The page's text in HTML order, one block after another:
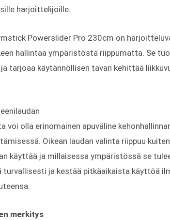
harjoittelijoille.
Powerslider Pro 230cm on
hallintaa ympäristöstä riippumatta. Se
tarjoaa käytännöllisen tavan kehittää
voi olla erinomainen apuväline
Oikean laudan valinta riippuu
käyttää ja millaisessa ympäristössä se
turvallisesti ja kestää pitkäaikaista käyttöä
merkitys